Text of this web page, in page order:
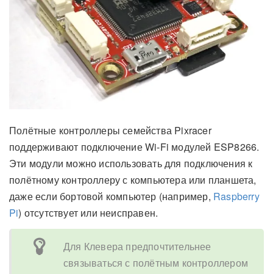
Полётные контроллеры семейства Pixracer
поддерживают подключение Wi-Fi модулей ESP8266.
Эти модули можно использовать для подключения к
полётному контроллеру с компьютера или планшета,
даже если бортовой компьютер (например, Raspberry
Pi) отсутствует или неисправен.
Для Клевера предпочтительнее
связываться с полётным контроллером